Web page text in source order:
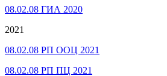
08.02.08 ГИА 2020
2021
08.02.08 РП ООЦ 2021
08.02.08 РП ПЦ 2021